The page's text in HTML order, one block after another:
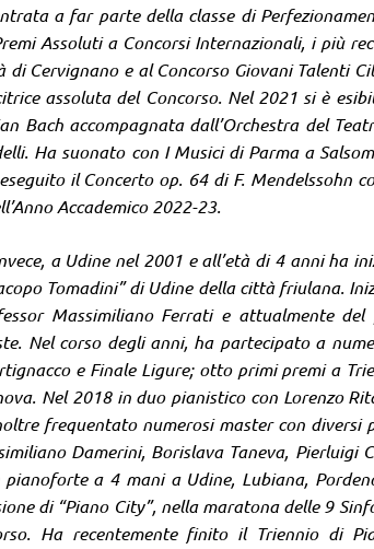
a far parte della classe di
Assoluti a Concorsi Internazionali, i più
di Cervignano e al Concorso Giovani Talenti
assoluta del Concorso. Nel 2021 si è
Bach accompagnata dall’Orchestra del
Ha suonato con I Musici di Parma a
il Concerto op. 64 di F. Mendelssohn
Accademico 2022-23.
a Udine nel 2001 e all’età di 4 anni ha
Tomadini” di Udine della città friulana.
Massimiliano Ferrati e attualmente del
Nel corso degli anni, ha partecipato a
e Finale Ligure; otto primi premi a
Nel 2018 in duo pianistico con Lorenzo
frequentato numerosi master con
Damerini, Borislava Taneva, Pierluigi
pianoforte a 4 mani a Udine, Lubiana,
di “Piano City”, nella maratona delle 9
Ha recentemente finito il Triennio di